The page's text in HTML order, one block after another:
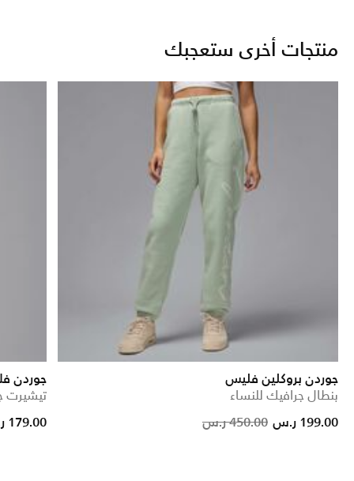
منتجات أخرى ستعجبك
جوردن بروكلين فليس
بنطال جرافيك للنساء
Price
450.00 ر.س to
199.00 ر.س
جوردن
تيشيرت
Price reduced from
to
179.00 ر.س